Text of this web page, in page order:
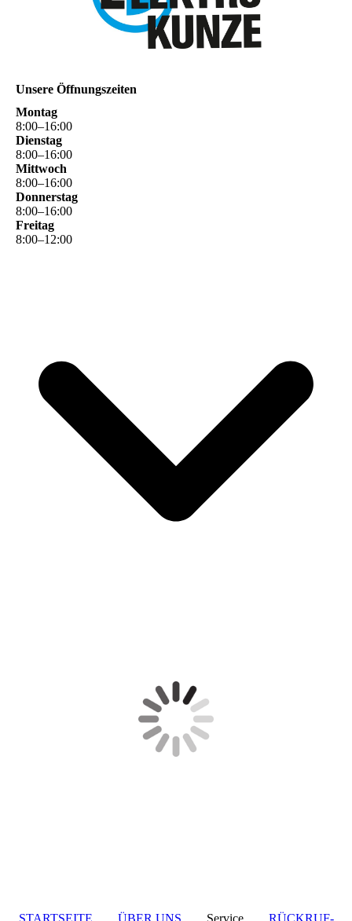
Unsere Öffnungszeiten
Montag
8:00–16:00
Dienstag
8:00–16:00
Mittwoch
8:00–16:00
Donnerstag
8:00–16:00
Freitag
8:00–12:00